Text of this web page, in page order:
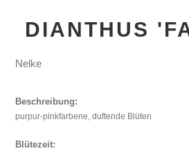
DIANTHUS
Nelke
Beschreibung:
purpur-pinkfarbene, duftende Blüten
Blütezeit: